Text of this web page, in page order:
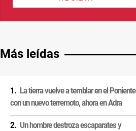
Más leídas
La tierra vuelve a temblar en el Poniente
con un nuevo terremoto, ahora en Adra
Un hombre destroza escaparates y